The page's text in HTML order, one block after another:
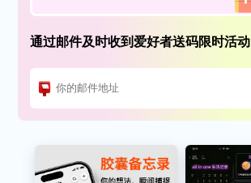
通过邮件及时收到爱好者送码限时活动